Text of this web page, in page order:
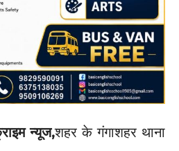
न्यूज,शहर के गंगाशहर थाना